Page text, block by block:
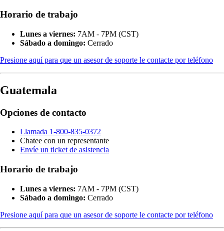
Horario de trabajo
Lunes a viernes: 7AM - 7PM (CST)
Sábado a domingo: Cerrado
Presione aquí para que un asesor de soporte le contacte por teléfono
Guatemala
Opciones de contacto
Llamada 1-800-835-0372
Chatee con un representante
Envíe un ticket de asistencia
Horario de trabajo
Lunes a viernes: 7AM - 7PM (CST)
Sábado a domingo: Cerrado
Presione aquí para que un asesor de soporte le contacte por teléfono